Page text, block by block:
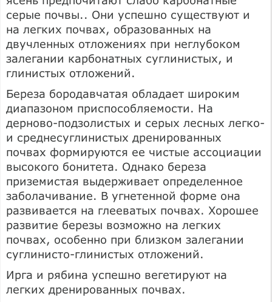
серые почвы.. Они успешно существуют и
на легких почвах, образованных на
двучленных отложениях при неглубоком
залегании карбонатных суглинистых, и
глинистых отложений.
Береза бородавчатая обладает широким
диапазоном приспособляемости. На
дерново-подзолистых и серых лесных легко-
и среднесуглинистых дренированных
почвах формируются ее чистые ассоциации
высокого бонитета. Однако береза
приземистая выдерживает определенное
заболачивание. В угнетенной форме она
развивается на глееватых почвах. Хорошее
развитие березы возможно на легких
почвах, особенно при близком залегании
суглинисто-глинистых отложений.
Ирга и рябина успешно вегетируют на
легких дренированных почвах.